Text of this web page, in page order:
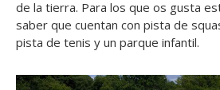
de la tierra. Para los que os gusta
saber que cuentan con pista de
pista de tenis y un parque infantil.